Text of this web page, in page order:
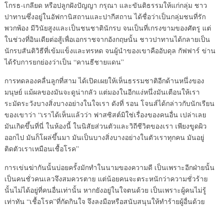
โกรธ-เกลียด หรือปลูกฝังปัญญา กรุณา และขันติธรรมให้แก่กลุ่ม ชาว
ปาทานซึ่งอยู่ในอัฟกานิสถานและปากีสถาน ได้ชื่อว่าเป็นกลุ่มชนที่รัก
พวกพ้อง มีวินัยสูงและเป็นชนชาตินักรบ จนเป็นที่เกรงขามของศัตรู แต่
ในช่วงที่อินเดียต่อสู้เพื่อเอกราชจากอังกฤษนั้น ชาวปาทานได้กลายเป็น
นักรบสันติวิธีที่เข้มแข็งและทรหด จนผู้นำของเขาคืออับดุล กัฟฟาร์ ข่าน
ได้รับการยกย่องว่าเป็น “คานธีชายแดน”
การทดลองคลื่นลูกที่สาม ได้เปิดเผยให้เห็นธรรมชาติอีกด้านหนึ่งของ
มนุษย์ แม้ผลของมันจะดูน่ากลัว แต่มองในอีกแง่หนึ่งมันเตือนให้เรา
ระมัดระวังบางสิ่งบางอย่างในใจเรา ดังที่ รอน โจนส์ได้กล่าวกับนักเรียน
ของเขาว่า “เราได้เห็นแล้วว่า ฟาสซิสต์มิใช่เรื่องของคนอื่น เปล่าเลย
มันเกิดขึ้นที่นี่ ในห้องนี้ ในนิสัยส่วนตัวและวิถีชีวิตของเรา เพียงขูดผิว
ออกไป มันก็โผล่ขึ้นมา มันเป็นบางสิ่งบางอย่างในตัวเราทุกคน มันอยู่
ติดตัวเราเหมือนเชื้อโรค”
การเข่นฆ่ากันนั้นบ่อยครั้งมักทำในนามของความดี เป็นเพราะอีกฝ่ายนั้น
เป็นคนชั่วคนเลวจึงสมควรตาย แต่น้อยคนจะตระหนักว่าความชั่วร้าย
นั้นไม่ได้อยู่ที่คนอื่นเท่านั้น หากยังอยู่ในใจตนด้วย เป็นเพราะผู้คนไม่รู้
เท่าทัน “เชื้อโรค”ที่กัดกินใจ จึงลงมือหรือสนับสนุนให้ทำร้ายผู้อื่นด้วย